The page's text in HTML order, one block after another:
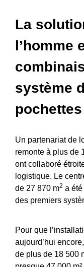
La
l’homme
système
pochettes
Un partenariat de
remonte à plus de
ont collaboré
logistique. Le
de 27 870 m2 a
des premiers
Pour que
aujourd’hui
de plus de 18 500